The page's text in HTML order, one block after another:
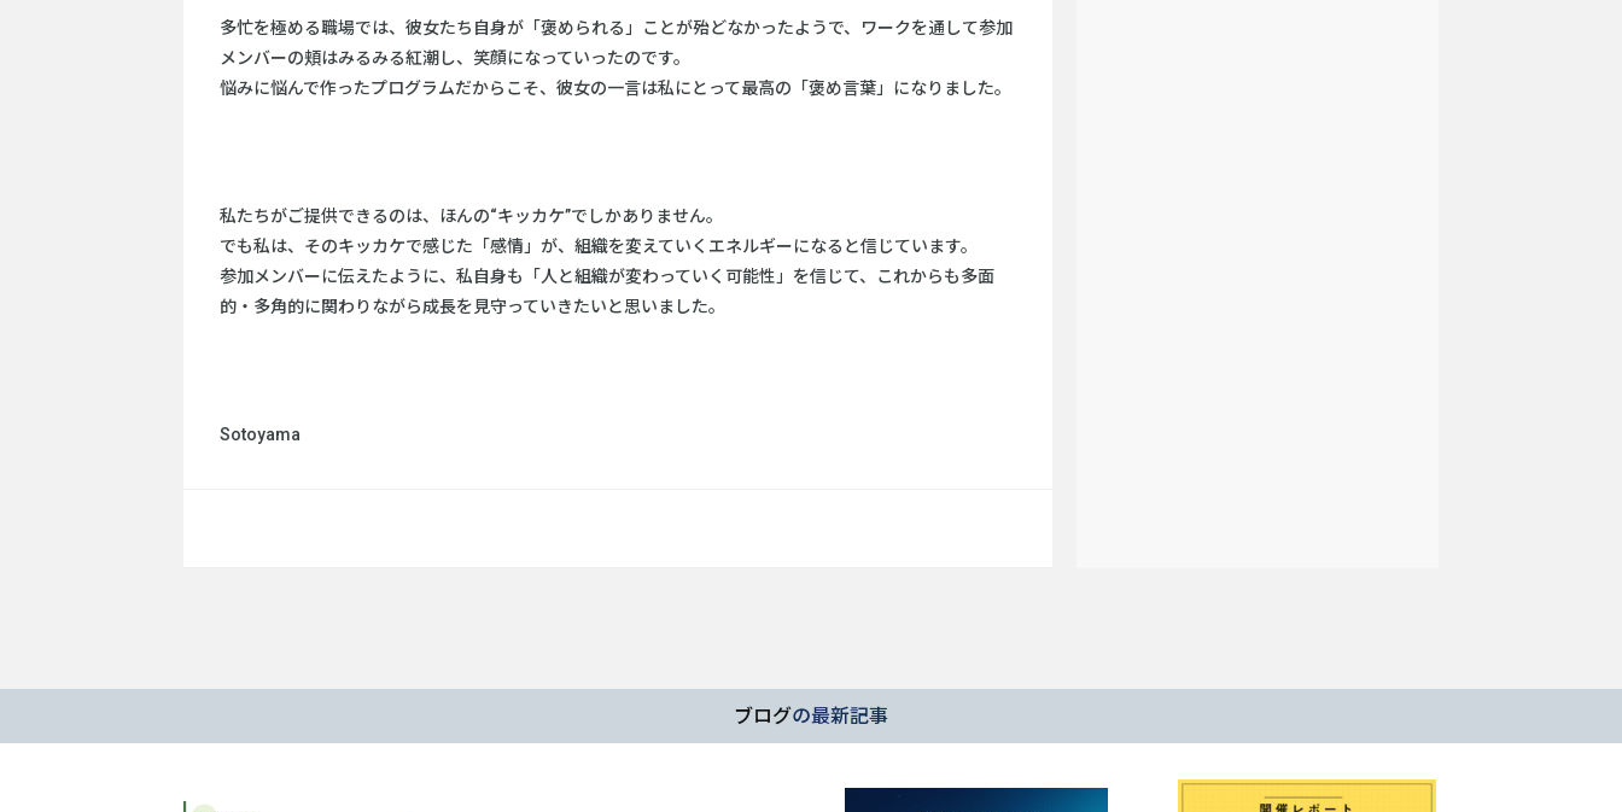
多忙を極める職場では、彼女たち自身が「褒められる」ことが殆どなかったようで、ワークを通して参加
メンバーの頬はみるみる紅潮し、笑顔になっていったのです。
悩みに悩んで作ったプログラムだからこそ、彼女の一言は私にとって最高の「褒め言葉」になりました。
私たちがご提供できるのは、ほんの“キッカケ”でしかありません。
でも私は、そのキッカケで感じた「感情」が、組織を変えていくエネルギーになると信じています。
参加メンバーに伝えたように、私自身も「人と組織が変わっていく可能性」を信じて、これからも多面
的・多角的に関わりながら成長を見守っていきたいと思いました。
Sotoyama
ブログの最新記事